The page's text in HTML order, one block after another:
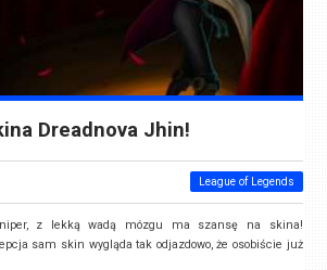
Dreadnova Jhin!
League of Legends
z lekką wadą mózgu ma szansę na skina!
sam skin wygląda tak odjazdowo, że osobiście już